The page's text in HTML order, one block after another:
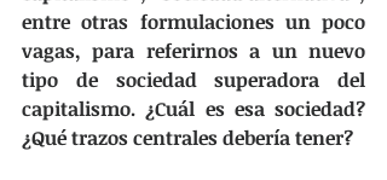
entre otras formulaciones un poco
vagas, para referirnos a un nuevo
tipo de sociedad superadora del
capitalismo. ¿Cuál es esa sociedad?
¿Qué trazos centrales debería tener?